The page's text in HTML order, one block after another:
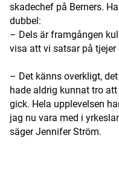
skadechef på Berners.
dubbel:
– Dels är framgången
visa att vi satsar på
– Det känns overkligt,
hade aldrig kunnat tro
gick. Hela upplevelsen
jag nu vara med i
säger Jennifer Ström.